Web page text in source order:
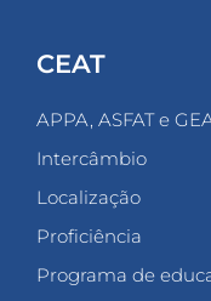
CEAT
APPA, ASFAT e
Intercâmbio
Localização
Proficiência
Programa de